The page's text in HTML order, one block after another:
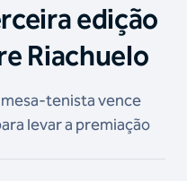
edição
Riachuelo
tenista vence
levar a premiação